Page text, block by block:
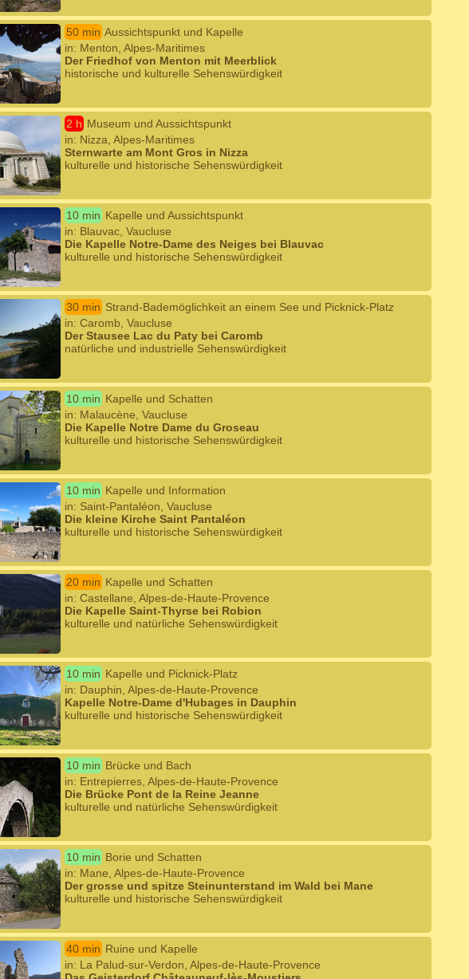
50 min Aussichtspunkt und Kapelle
in: Menton, Alpes-Maritimes
Der Friedhof von Menton mit Meerblick
historische und kulturelle Sehenswürdigkeit
2 h Museum und Aussichtspunkt
in: Nizza, Alpes-Maritimes
Sternwarte am Mont Gros in Nizza
kulturelle und historische Sehenswürdigkeit
10 min Kapelle und Aussichtspunkt
in: Blauvac, Vaucluse
Die Kapelle Notre-Dame des Neiges bei Blauvac
kulturelle und historische Sehenswürdigkeit
30 min Strand-Bademöglichkeit an einem See und Picknick-Platz
in: Caromb, Vaucluse
Der Stausee Lac du Paty bei Caromb
natürliche und industrielle Sehenswürdigkeit
10 min Kapelle und Schatten
in: Malaucène, Vaucluse
Die Kapelle Notre Dame du Groseau
kulturelle und historische Sehenswürdigkeit
10 min Kapelle und Information
in: Saint-Pantaléon, Vaucluse
Die kleine Kirche Saint Pantaléon
kulturelle und historische Sehenswürdigkeit
20 min Kapelle und Schatten
in: Castellane, Alpes-de-Haute-Provence
Die Kapelle Saint-Thyrse bei Robion
kulturelle und natürliche Sehenswürdigkeit
10 min Kapelle und Picknick-Platz
in: Dauphin, Alpes-de-Haute-Provence
Kapelle Notre-Dame d'Hubages in Dauphin
kulturelle und historische Sehenswürdigkeit
10 min Brücke und Bach
in: Entrepierres, Alpes-de-Haute-Provence
Die Brücke Pont de la Reine Jeanne
kulturelle und natürliche Sehenswürdigkeit
10 min Borie und Schatten
in: Mane, Alpes-de-Haute-Provence
Der grosse und spitze Steinunterstand im Wald bei Mane
kulturelle und historische Sehenswürdigkeit
40 min Ruine und Kapelle
in: La Palud-sur-Verdon, Alpes-de-Haute-Provence